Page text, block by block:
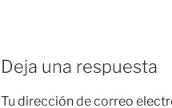
Deja una respuesta
Tu dirección de correo